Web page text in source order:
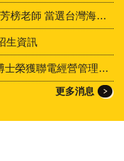
賀! 時尚設計學系張芳榜老師 當選台灣海報設計協會理事長
生資訊
恭喜！本系楊凱涵博士榮獲聯電經營管理論文獎
更多消息